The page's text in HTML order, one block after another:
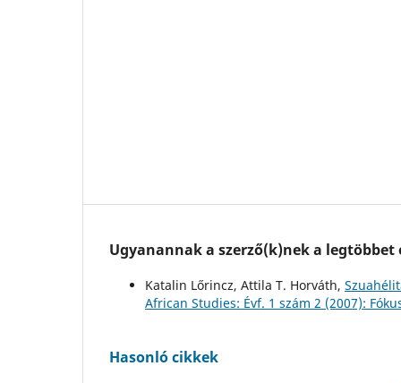
Ugyanannak a szerző(k)nek a
Katalin Lőrincz, Attila T. Horváth,
African Studies: Évf. 1 szám 2 (2007):
Hasonló cikkek